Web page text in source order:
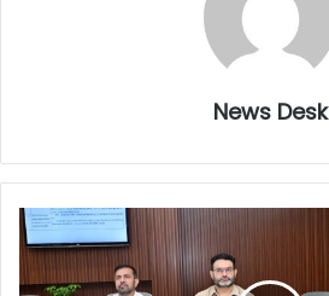
News Desk